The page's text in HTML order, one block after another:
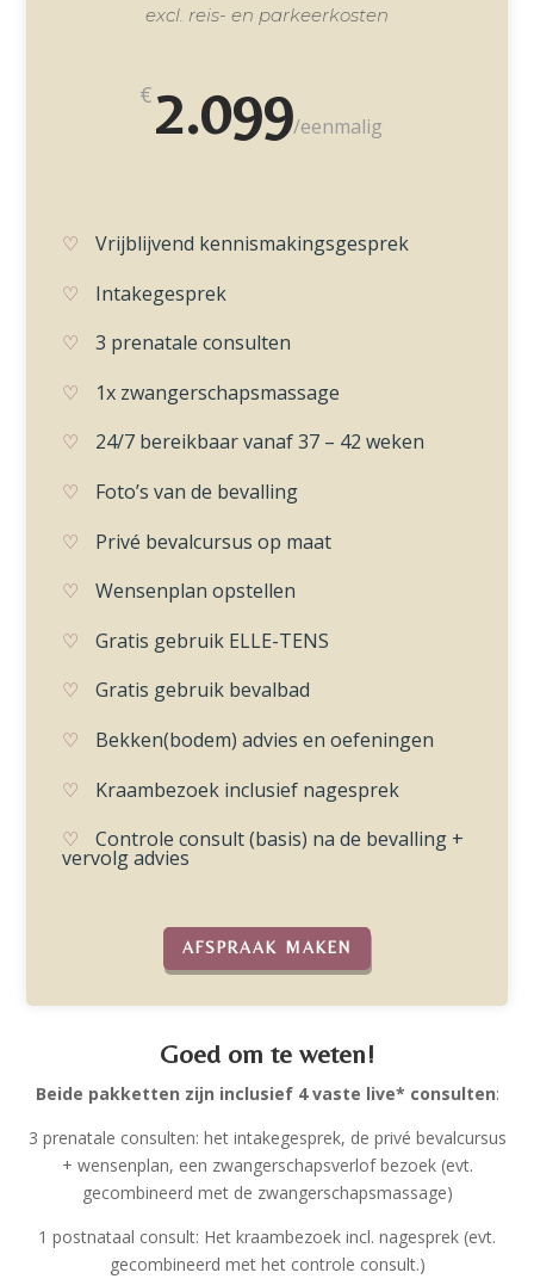
excl. reis- en parkeerkosten
€2.099/eenmalig
Vrijblijvend kennismakingsgesprek
Intakegesprek
3 prenatale consulten
1x zwangerschapsmassage
24/7 bereikbaar vanaf 37 – 42 weken
Foto’s van de bevalling
Privé bevalcursus op maat
Wensenplan opstellen
Gratis gebruik ELLE-TENS
Gratis gebruik bevalbad
Bekken(bodem) advies en oefeningen
Kraambezoek inclusief nagesprek
Controle consult (basis) na de bevalling +
vervolg advies
AFSPRAAK MAKEN
Goed om te weten!
Beide pakketten zijn inclusief 4 vaste live* consulten:
3 prenatale consulten: het intakegesprek, de privé bevalcursus
+ wensenplan, een zwangerschapsverlof bezoek (evt.
gecombineerd met de zwangerschapsmassage)
1 postnataal consult: Het kraambezoek incl. nagesprek (evt.
gecombineerd met het controle consult.)